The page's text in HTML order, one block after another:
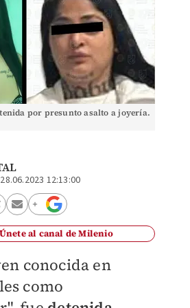
por presunto asalto a joyería.
28.06.2023 12:13:00
Únete al canal de Milenio
conocida en
como